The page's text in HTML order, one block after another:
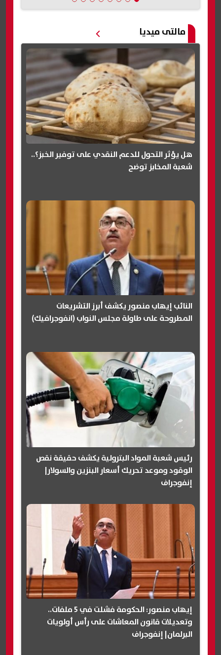
مالتى ميديا
هل يؤثر التحول للدعم النقدي على توفير الخبز؟..
شعبة المخابز توضح
النائب إيهاب منصور يكشف أبرز التشريعات
المطروحة على طاولة مجلس النواب (انفوجرافيك)
رئيس شعبة المواد البترولية يكشف حقيقة نقص
الوقود وموعد تحريك أسعار البنزين والسولار|
إنفوجراف
إيهاب منصور: الحكومة فشلت في 5 ملفات..
وتعديلات قانون المعاشات على رأس أولويات
البرلمان| إنفوجراف